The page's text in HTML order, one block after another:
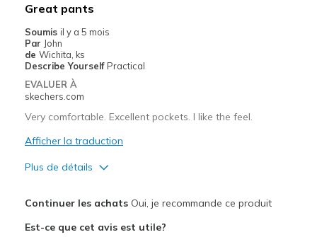
Les meilleures utilisations
Going Out
Great pants
Soumis il y a 5 mois
Par John
de Wichita, ks
Describe Yourself Practical
EVALUER À
skechers.com
Very comfortable. Excellent pockets. I like the feel.
Afficher la traduction
Plus de détails
Continuer les achatsOui, je recommande ce produit
Est-ce que cet avis est utile?